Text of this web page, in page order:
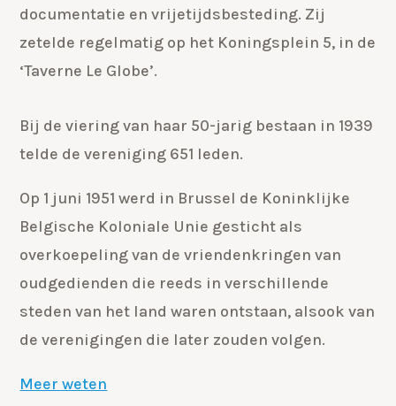
documentatie en vrijetijdsbesteding. Zij
zetelde regelmatig op het Koningsplein 5, in de
‘Taverne Le Globe’.
Bij de viering van haar 50-jarig bestaan in 1939
telde de vereniging 651 leden.
Op 1 juni 1951 werd in Brussel de Koninklijke
Belgische Koloniale Unie gesticht als
overkoepeling van de vriendenkringen van
oudgedienden die reeds in verschillende
steden van het land waren ontstaan, alsook van
de verenigingen die later zouden volgen.
Meer weten